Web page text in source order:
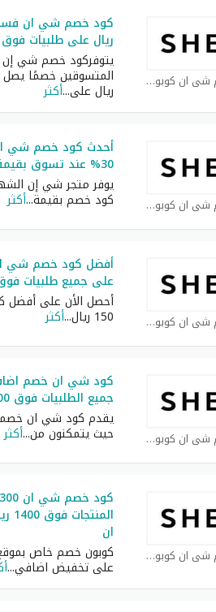
كوبون خصم شي ان كوبون
ريال على طلبيات فوق 400 ريال
يتوفركود خصم شي إن
ريال على...أكثر
كوبون خصم شي ان كوبون
أحدث كود خصم شي
30% عند تسوق بقيمة 2200 ريال
يوفر متجر شي إن
كود خصم بقيمة...أكثر
كوبون خصم شي ان كوبون
على جميع طلبيات فوق 1000
أحصل الأن على
150 ريال ...أكثر
كوبون خصم شي ان كوبون
جميع الطلبيات فوق 200 ريال
يقدم كود شي ان خصماً
حيث يتمكنون من...أكثر
كوبون خصم شي ان كوبون
ان
كوبون خصم خاص
على تخفيض اضافي...